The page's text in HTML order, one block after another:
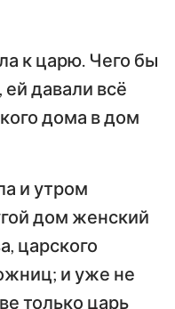
к царю. Чего бы
ей давали всё
дома в дом
и утром
дом женский
царского
и уже не
только царь